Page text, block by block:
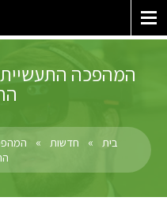
המהפכה
בית » חדשות »